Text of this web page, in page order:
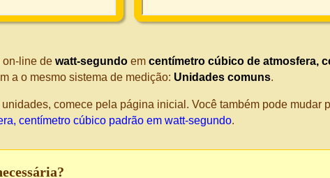
on-line de watt-segundo em centímetro cúbico de atmosfera,
a o mesmo sistema de medição: Unidades comuns.
comece pela página inicial. Você também pode mudar
centímetro cúbico padrão em watt-segundo.